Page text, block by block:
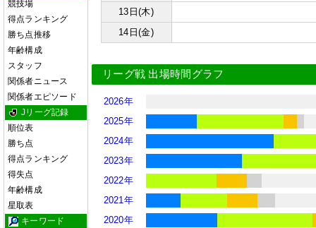
競技場
得点ランキング
勝ち点推移
年齢構成
スタッフ
関係者ニュース
関係者エピソード
Jリーグ記録
順位表
勝ち点
得点ランキング
得失点
年齢構成
星取表
キーワード
13日(木)
14日(金)
リーグ戦 出場時間グラフ
2026年
2025年
2024年
2023年
2022年
2021年
2020年